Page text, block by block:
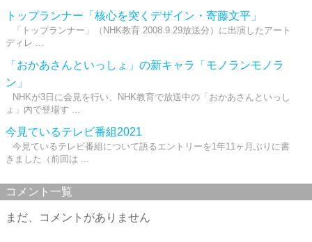
トップランナー「核心を突くデザイン・寄藤文平」
「トップランナー」（NHK教育 2008.9.29放送分）に出演したアート
ディレ ...
「おかあさんといっしょ」の新キャラ「モノランモノラ
ン」
NHKが3日に会見を行い、NHK教育で放送中の「おかあさんといっし
ょ」内で登場す ...
今見ているテレビ番組2021
今見ているテレビ番組について語るエントリーを1年11ヶ月ぶりに書
きました（前回は ...
コメント一覧
まだ、コメントがありません